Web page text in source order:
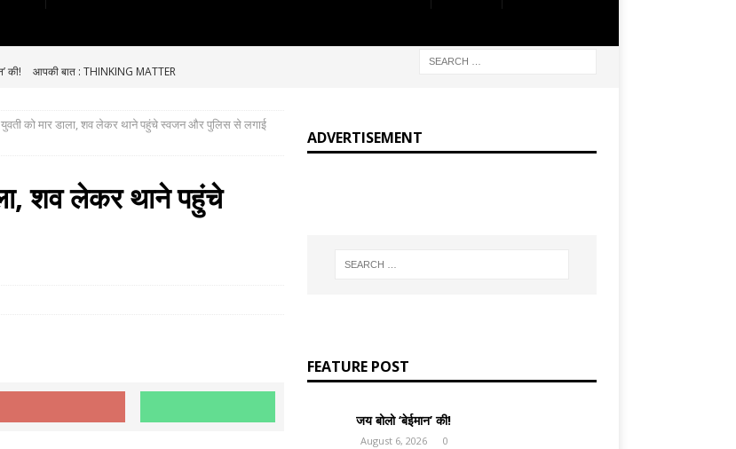
की!
आपकी बात : THINKING MATTER
Poetic Definitions
ENGLISH LITERATURE
आपकी बात :
युवती को मार डाला, शव लेकर थाने पहुंचे स्वजन और पुलिस से लगाई
शव लेकर थाने पहुंचे
ADVERTISEMENT
FEATURE POST
जय बोलो ‘बेईमान’ की!
August 6, 2026 0